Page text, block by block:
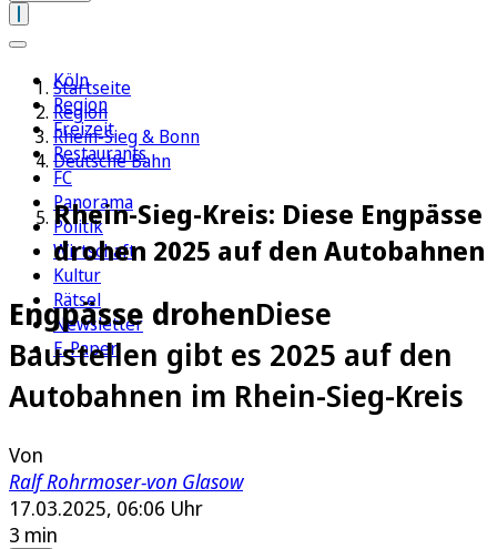
Köln
Region
Freizeit
Restaurants
FC
Panorama
Politik
Wirtschaft
Kultur
Rätsel
Newsletter
E-Paper
Startseite
Region
Rhein-Sieg & Bonn
Deutsche Bahn
Rhein-Sieg-Kreis: Diese Engpässe
drohen 2025 auf den Autobahnen
Engpässe drohenDiese
Baustellen gibt es 2025 auf den
Autobahnen im Rhein-Sieg-Kreis
Von
Ralf Rohrmoser-von Glasow
17.03.2025, 06:06 Uhr
3 min